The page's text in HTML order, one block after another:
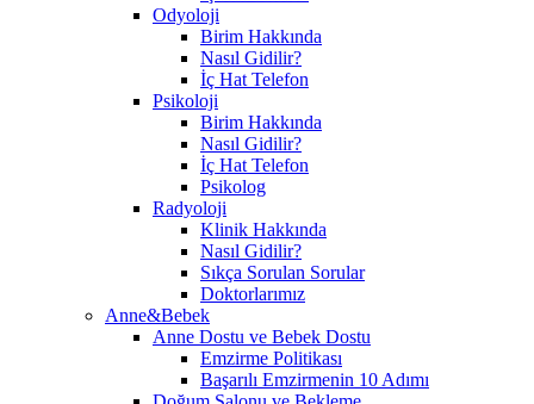
Odyoloji
Birim Hakkında
Nasıl Gidilir?
İç Hat Telefon
Psikoloji
Birim Hakkında
Nasıl Gidilir?
İç Hat Telefon
Psikolog
Radyoloji
Klinik Hakkında
Nasıl Gidilir?
Sıkça Sorulan Sorular
Doktorlarımız
Anne&Bebek
Anne Dostu ve Bebek Dostu
Emzirme Politikası
Başarılı Emzirmenin 10 Adımı